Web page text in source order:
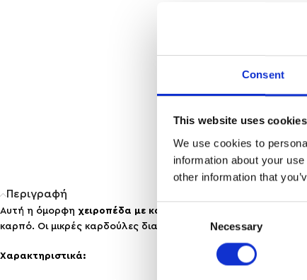
Consent
This website uses cookies
We use cookies to
information about your
other information that
Consent
Selection
Necessary
Περιγραφή
Αυτή η όμορφη χειροπέδα με καρδούλες
συνδυάζει την
καρπό. Οι μικρές καρδούλες διακοσμούν διακριτικά το
Χαρακτηριστικά: